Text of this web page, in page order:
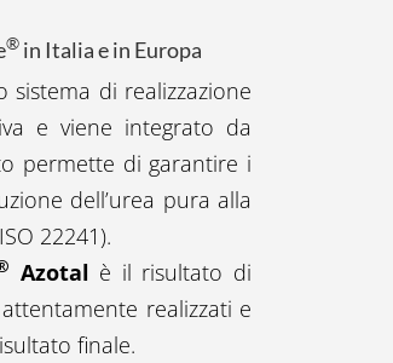
®in Italia e in Europa
di realizzazione
e viene integrato da
permette di garantire i
dell’urea pura alla
22241).
Azotal è il risultato di
realizzati e
finale.